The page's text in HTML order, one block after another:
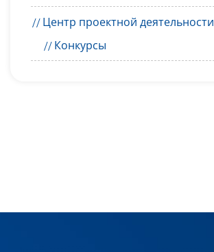
Центр проектной деятельности
Конкурсы